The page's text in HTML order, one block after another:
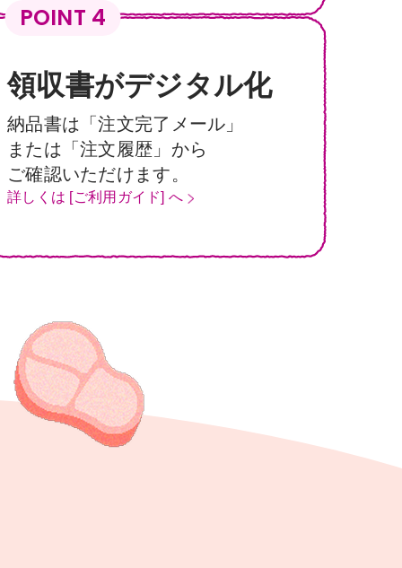
POINT 4
領収書がデジタル化
納品書は「注文完了メール」
または「注文履歴」から
ご確認いただけます。
詳しくは [ご利用ガイド] へ